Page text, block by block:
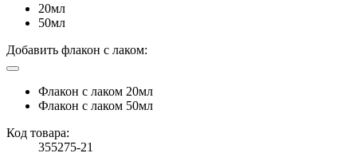
20мл
50мл
Добавить флакон с лаком:
Флакон с лаком 20мл
Флакон с лаком 50мл
Код товара:
355275-21